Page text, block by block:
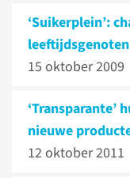
‘Suikerplein’:
leeftijdsgenoten
15 oktober 2009
nieuwe
12 oktober 2011